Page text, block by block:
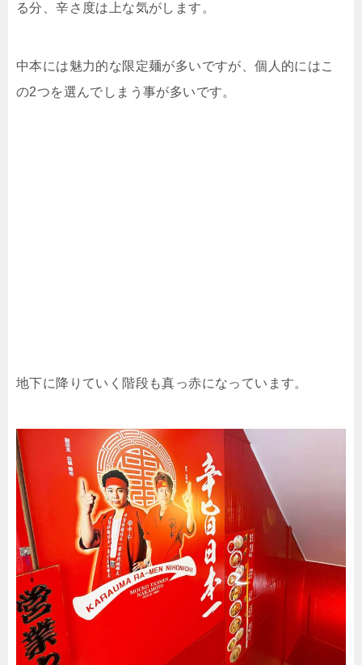
る分、辛さ度は上な気がします。
中本には魅力的な限定麺が多いですが、個人的にはこ
の2つを選んでしまう事が多いです。
地下に降りていく階段も真っ赤になっています。